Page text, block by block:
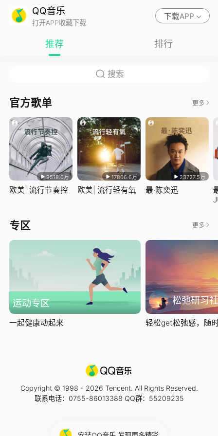
QQ音乐
打开APP收藏下载
下载APP
推荐 排行
官方歌单 更多
9518.0万
欧美| 流行节奏控
17806.6万
欧美| 流行轻有氧
23727.5万
最·陈奕迅
专区 更多
运动专区
一起健康动起来
松弛研习社
轻松get松弛感，随
Copyright © 1998 - 2026 Tencent. All Rights Reserved.
联系电话：0755-86013388 QQ群：55209235